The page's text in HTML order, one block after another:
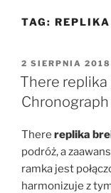
TAG:
OPUBLIKOWANE
W
2 SIERPNIA 2018
There
There replika
podróż, a
ramka jest
harmonizuje z